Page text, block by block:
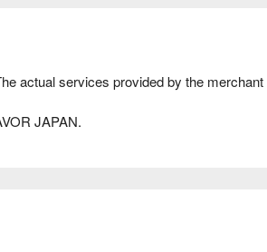
actual services provided by the merchant
JAPAN.